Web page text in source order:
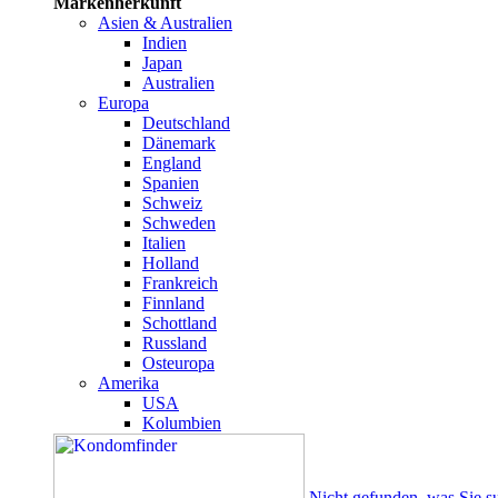
Asien & Australien
Indien
Japan
Australien
Europa
Deutschland
Dänemark
England
Spanien
Schweiz
Schweden
Italien
Holland
Frankreich
Finnland
Schottland
Russland
Osteuropa
Amerika
USA
Kolumbien